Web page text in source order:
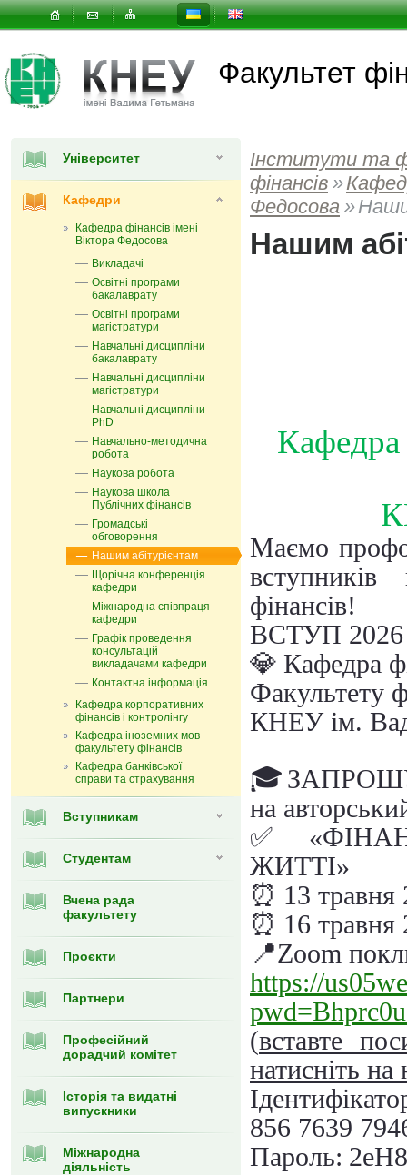
Факультет
Університет
Кафедри
Кафедра фінансів імені
Віктора Федосова
Викладачі
Освітні програми
бакалаврату
Освітні програми
магістратури
Навчальні дисципліни
бакалаврату
Навчальні дисципліни
магістратури
Навчальні дисципліни
PhD
Навчально-методична
робота
Наукова робота
Наукова школа
Публічних фінансів
Громадські
обговорення
Нашим абітурієнтам
Щорічна конференція
кафедри
Міжнародна співпраця
кафедри
Графік проведення
консультацій
викладачами кафедри
Контактна інформація
Кафедра корпоративних
фінансів і контролінгу
Кафедра іноземних мов
факультету фінансів
Кафедра банківської
справи та страхування
Вступникам
Студентам
Вчена рада
факультету
Проєкти
Партнери
Професійний
дорадчий комітет
Історія та видатні
випускники
Міжнародна
діяльність
Інститути та
фінансів »
Федосова »
Нашим
Кафедра
Маємо
фінансів!
ВСТУП 2026
💎 Кафедра
Факультету
КНЕУ ім.
🎓 ЗАПРОШУЄ
на
✅
ЖИТТІ»
⏰ 13 травня
⏰ 16 травня
📍Zoom
https://
(вставте
натисніть на
856 7639
Пароль: